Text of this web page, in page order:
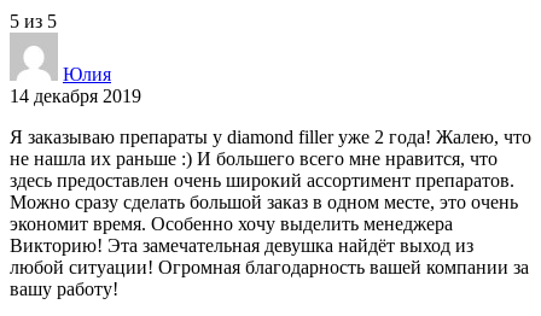
5 из 5
Юлия
14 декабря 2019
Я заказываю препараты у diamond filler уже 2 года! Жалею, что
не нашла их раньше :) И большего всего мне нравится, что
здесь предоставлен очень широкий ассортимент препаратов.
Можно сразу сделать большой заказ в одном месте, это очень
экономит время. Особенно хочу выделить менеджера
Викторию! Эта замечательная девушка найдёт выход из
любой ситуации! Огромная благодарность вашей компании за
вашу работу!